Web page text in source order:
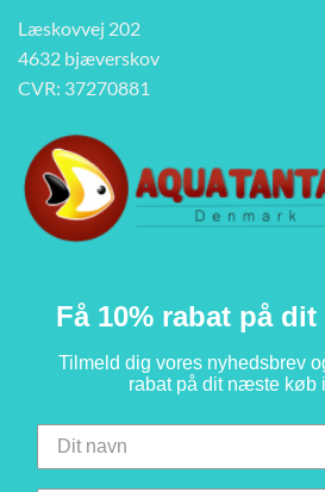
Læskovvej 202
4632 bjæverskov
CVR: 37270881
Få 10% rabat på
Tilmeld dig vores nyhedsbrev
rabat på dit næste køb